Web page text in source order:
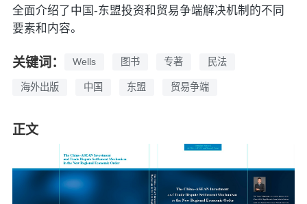
全面介绍了中国-东盟投资和贸易争端解决机制的不同
要素和内容。
关键词： Wells 图书 专著 民法
海外出版 中国 东盟 贸易争端
正文